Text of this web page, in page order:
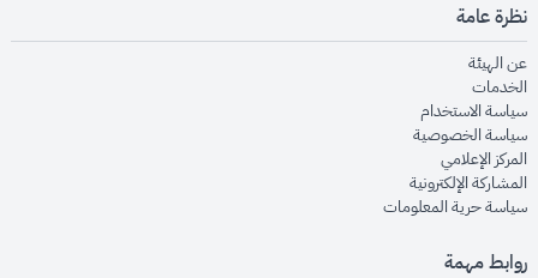
نظرة عامة
عن الهيئةopens in new window
الخدماتopens in new window
سياسة الاستخدام
سياسة الخصوصيةopens in new window
المركز الإعلاميopens in new window
المشاركة الإلكترونيةopens in new window
سياسة حرية المعلوماتopens in new window
روابط مهمة